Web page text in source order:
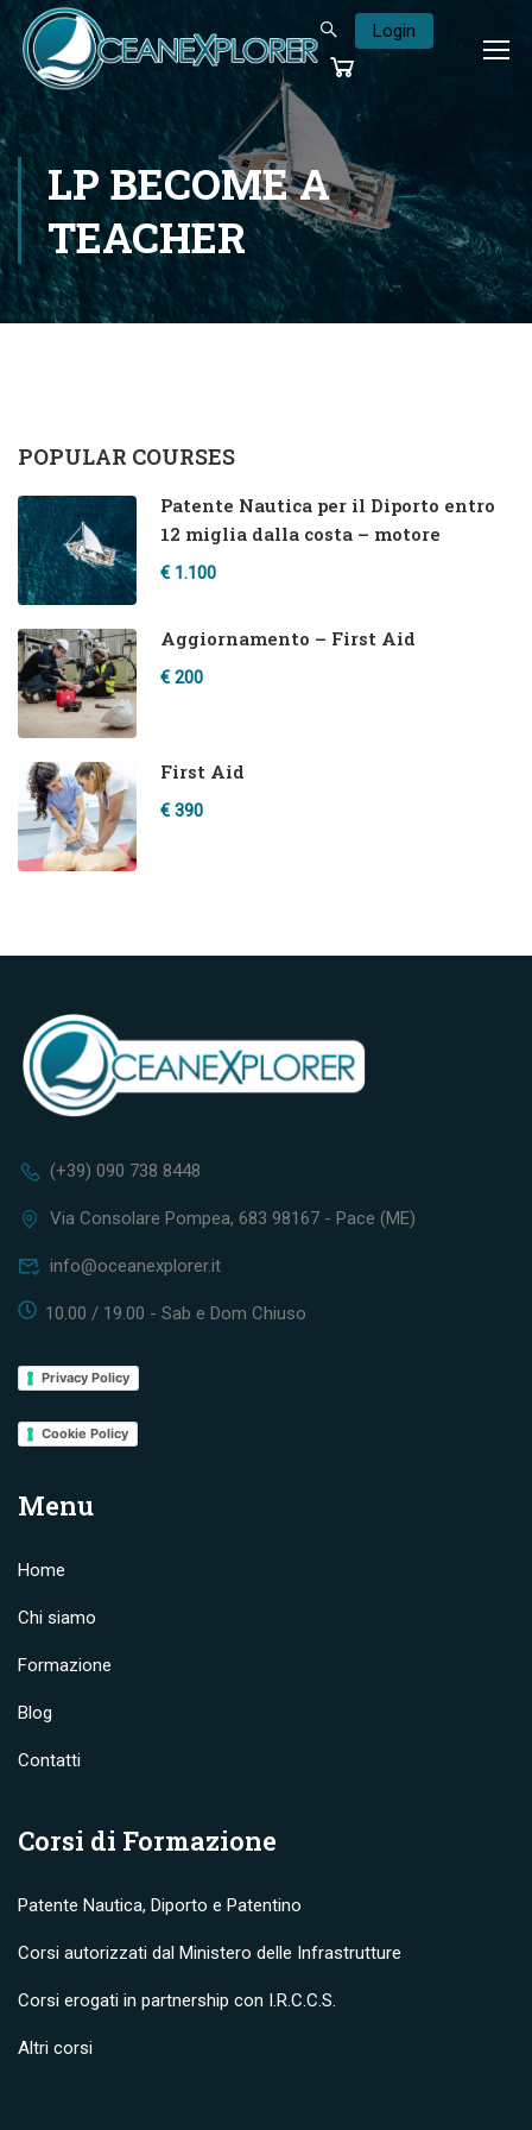
Login
LP BECOME A
TEACHER
POPULAR COURSES
Patente Nautica per il Diporto entro
12 miglia dalla costa – motore
€ 1.100
Aggiornamento – First Aid
€ 200
First Aid
€ 390
(+39) 090 738 8448
Via Consolare Pompea, 683 98167 - Pace (ME)
info@oceanexplorer.it
10.00 / 19.00 - Sab e Dom Chiuso
Privacy Policy
Cookie Policy
Menu
Home
Chi siamo
Formazione
Blog
Contatti
Corsi di Formazione
Patente Nautica, Diporto e Patentino
Corsi autorizzati dal Ministero delle Infrastrutture
Corsi erogati in partnership con I.R.C.C.S.
Altri corsi